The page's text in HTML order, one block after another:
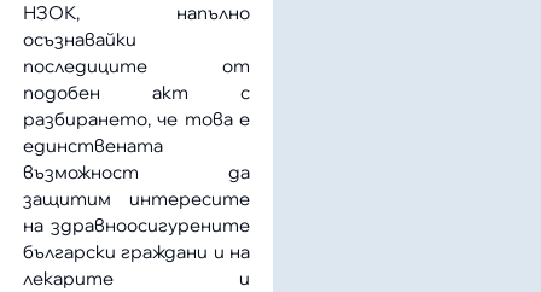
НЗОК, напълно
осъзнавайки
последиците от
подобен акт с
разбирането, че това е
единствената
възможност да
защитим интересите
на здравноосигурените
български граждани и на
лекарите и